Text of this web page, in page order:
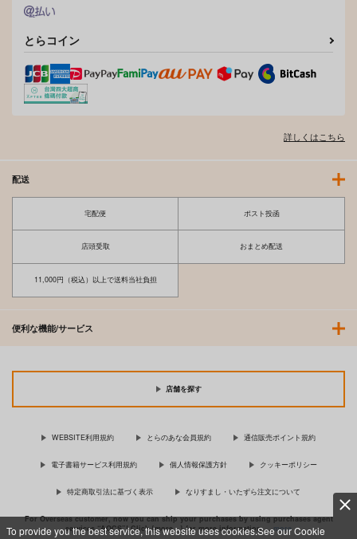
To provide you the best service, this website uses cookies.See our Cookie
とらコイン
詳しくはこちら
配送
宅配便 ポスト投函
店頭受取 おまとめ配送
11,000円（税込）以上で送料当社負担
便利な機能/サービス
店舗を探す
WEBSITE利用規約 とらのあな会員規約 通信販売ポイント規約
電子書籍サービス利用規約 個人情報保護方針 クッキーポリシー
特定商取引法に基づく表示 なりすまし・いたずら注文について
For Overseas customer, now you can ship your purchases by using purchases agent
services “AOCS”! Click {more…} for more information …more